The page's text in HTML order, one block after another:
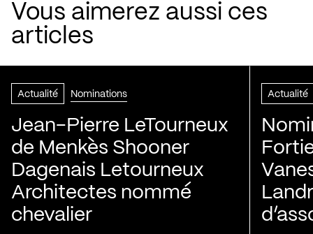
Vous aimerez aussi ces
articles
Actualité Nominations
Jean-Pierre LeTourneux
de Menkès Shooner
Dagenais Letourneux
Architectes nommé
chevalier
Actualité